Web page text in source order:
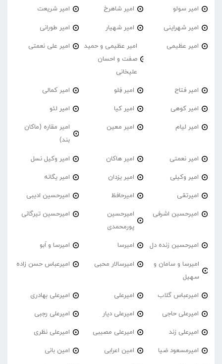
امیر سولو امیر شاهرخ امیر شریعت
امیر شهراینی امیر شهیار امیر طورانی
امیر عظیمی
امیر عظیمی و حمید
صفت و احسان
علیخانی
امیر علی نعمتی
امیر فتاح امیر فِلو امیر کمالی
امیر کوهی امیر کیا امیر لئو
امیر لیام امیر معین
امیر مقاره (ماکان
بند)
امیر نعمتی امیر هاکان امیر وکیل نسل
امیر وکیلی امیر یزدان امیر یگانه
امیرتقی امیرحافظ امیرحسین ادیبی
امیرحسین اشرفی
امیرحسین
پورمحمدی
امیرحسین تیرگانی
امیرحسین زنده دل امیرسا امیرسا و اَبو
امیرسا و سامان و
سهیل
امیرسالار محبی امیرعباس حسن زاده
امیرعباس گلاب امیرعلی امیرعلی بهادری
امیرعلی حاجی امیرعلی دیار امیرعلی رجبی
امیرعلی زند امیرعلی مصیبی امیرعلی نظری
امیرمسعود ضیا امین اعرابی امین بانی